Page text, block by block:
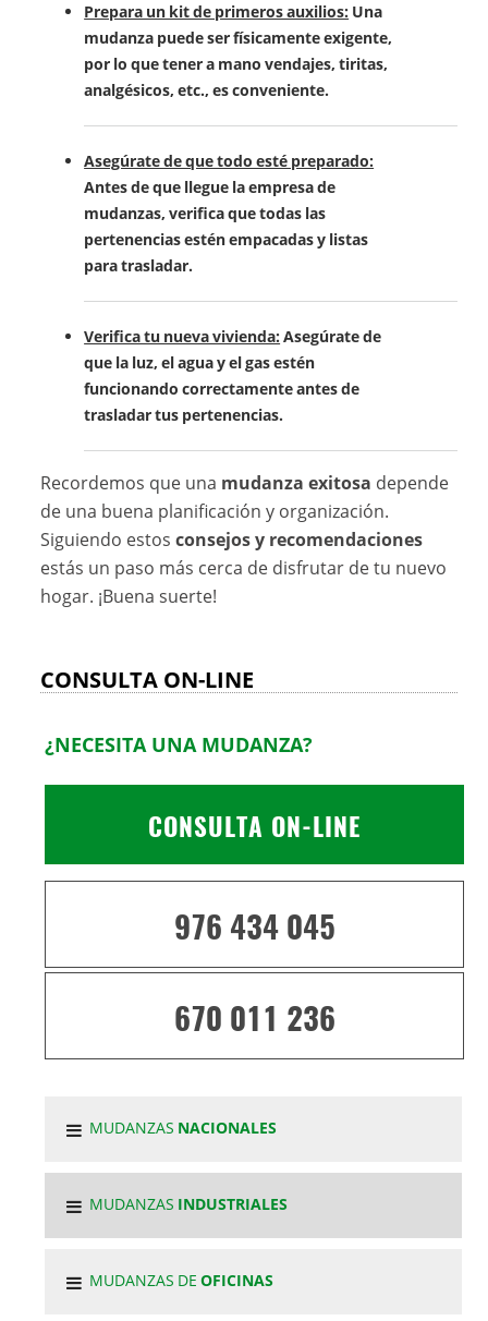
Prepara un kit de primeros auxilios: Una
mudanza puede ser físicamente exigente,
por lo que tener a mano vendajes, tiritas,
analgésicos, etc., es conveniente.
Asegúrate de que todo esté preparado:
Antes de que llegue la empresa de
mudanzas, verifica que todas las
pertenencias estén empacadas y listas
para trasladar.
Verifica tu nueva vivienda: Asegúrate de
que la luz, el agua y el gas estén
funcionando correctamente antes de
trasladar tus pertenencias.
Recordemos que una mudanza exitosa depende
de una buena planificación y organización.
Siguiendo estosconsejos y recomendaciones
estás un paso más cerca de disfrutar de tu nuevo
hogar. ¡Buena suerte!
CONSULTA ON-LINE
¿NECESITA UNA MUDANZA?
CONSULTA ON-LINE
976 434 045
670 011 236
MUDANZAS NACIONALES
MUDANZAS INDUSTRIALES
MUDANZAS DEOFICINAS